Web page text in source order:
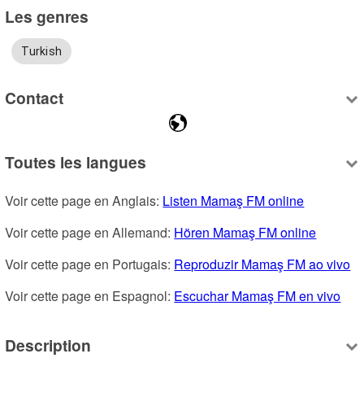
Les genres
Turkish
Contact
Toutes les langues
Voir cette page en Anglais: Listen Mamaş FM online
Voir cette page en Allemand: Hören Mamaş FM online
Voir cette page en Portugais: Reproduzir Mamaş FM ao vivo
Voir cette page en Espagnol: Escuchar Mamaş FM en vivo
Description